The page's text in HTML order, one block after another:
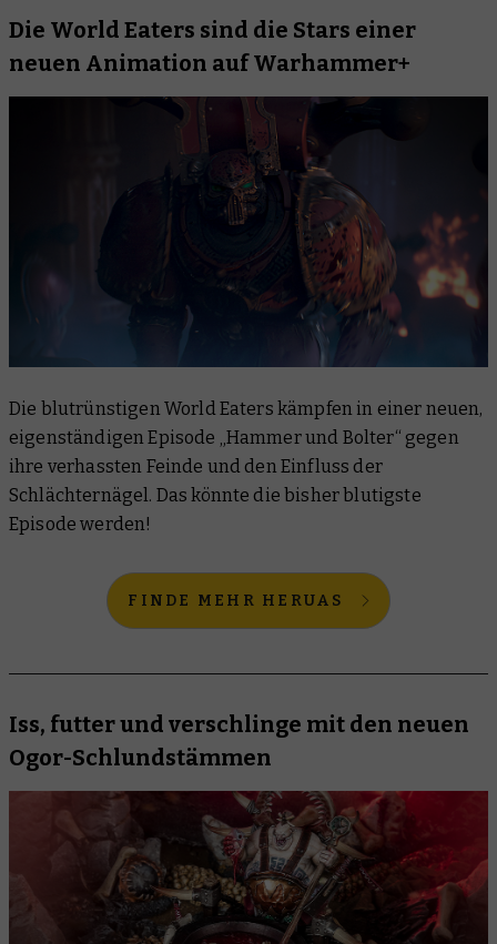
Die World Eaters sind die Stars einer
neuen Animation auf Warhammer+
Die blutrünstigen World Eaters kämpfen in einer neuen,
eigenständigen Episode „Hammer und Bolter“ gegen
ihre verhassten Feinde und den Einfluss der
Schlächternägel. Das könnte die bisher blutigste
Episode werden!
FINDE MEHR HERUAS
Iss, futter und verschlinge mit den neuen
Ogor-Schlundstämmen